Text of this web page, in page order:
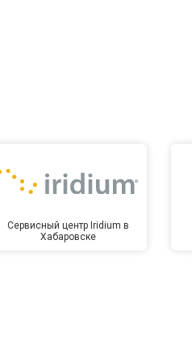
Сервисный центр Iridium в
Хабаровске